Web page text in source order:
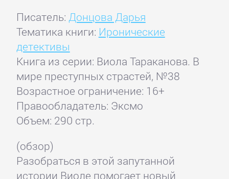
Писатель: Донцова Дарья
Тематика книги: Иронические
детективы
Книга из серии: Виола Тараканова. В
мире преступных страстей, №38
Возрастное ограничение: 16+
Правообладатель: Эксмо
Объем: 290 стр.
(обзор)
Разобраться в этой запутанной
истории Виоле помогает новый